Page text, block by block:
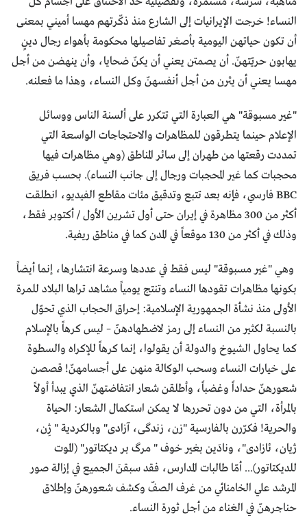
النساء! خرجت الإيرانيات إلى الشارع منذ ذكّرتهم مهسا أميني بمعنى
أن تكون حياتهن اليومية بأصغر تفاصيلها محكومة بأهواء رجال دينٍ
يهابون حريّتهنّ. أن يصمتن يعني أن يكنّ ضحايا، وأن ينهضن من أجل
مهسا يعني أن يثرن من أجل أنفسهنّ وكل النساء، وهذا ما فعلنه.
"غير مسبوقة" هي العبارة التي تتكرر على ألسنة الناس ووسائل
الإعلام حينما يتطرقون للمظاهرات والاحتجاجات الواسعة التي
تمددت رقعتها من طهران إلى سائر المناطق (وهي مظاهرات فيها
محجبات كما غير المحجبات ورجال إلى جانب النساء). بحسب فريق
BBC فارسي، فإنه بعد تتبع وتدقيق مئات مقاطع الفيديو، انطلقت
أكثر من 300 مظاهرة في إيران حتى أول تشرين الأول / أكتوبر فقط،
وذلك في أكثر من 130 موقعاً في المدن كما في مناطق ريفية.
وهي "غير مسبوقة" ليس فقط في عددها وسرعة انتشارها، إنما أيضاً
بكونها مظاهرات تقودها النساء وتنتج يومياً مشاهد تراها البلاد للمرة
الأولى منذ نشأة الجمهورية الإسلامية: إحراق الحجاب الذي تحوّل
بالنسبة لكثير من النساء إلى رمز لاضطهادهنّ – ليس كرهاً بالإسلام
كما يحاول الشيوخ والدولة أن يقولوا، إنما كرهاً للإكراه والسطوة
على خيارات النساء وسحب الوكالة منهن على أجسامهنّ! قصصن
شعورهنّ حداداً وغضباً، وأطلقن شعار انتفاضتهنّ الذي يبدأ أولاً
بالمرأة، التي من دون تحررها لا يمكن استكمال الشعار: الحياة
والحرية! فكرّرن بالفارسية "زن، زندگی، آزادی" وبالكردية " ژِن،
ژیان، ئازادی"، ونادَين بغير خوف " مرگ بر ديكتاتور" (الموت
للديكتاتور)... أمّا طالبات المدارس، فقد سبقنَ الجميع في إزالة صور
المرشد علي الخامنائي من غرف الصفّ وكشف شعورهنّ وإطلاق
حناجرهنّ في الغناء من أجل ثورة النساء.